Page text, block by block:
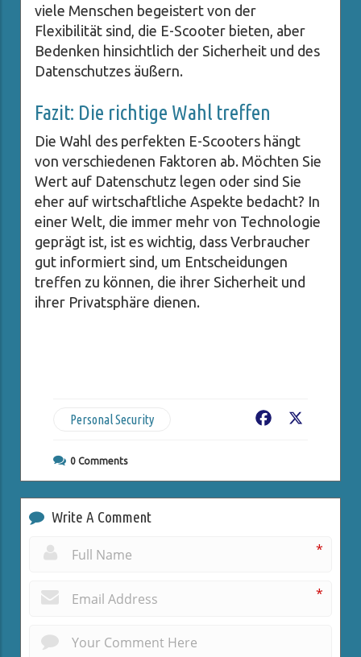
viele Menschen begeistert von der
Flexibilität sind, die E-Scooter bieten, aber
Bedenken hinsichtlich der Sicherheit und des
Datenschutzes äußern.
Fazit: Die richtige Wahl treffen
Die Wahl des perfekten E-Scooters hängt
von verschiedenen Faktoren ab. Möchten Sie
Wert auf Datenschutz legen oder sind Sie
eher auf wirtschaftliche Aspekte bedacht? In
einer Welt, die immer mehr von Technologie
geprägt ist, ist es wichtig, dass Verbraucher
gut informiert sind, um Entscheidungen
treffen zu können, die ihrer Sicherheit und
ihrer Privatsphäre dienen.
Personal Security Facebook
0 Comments
Write A Comment
*
*